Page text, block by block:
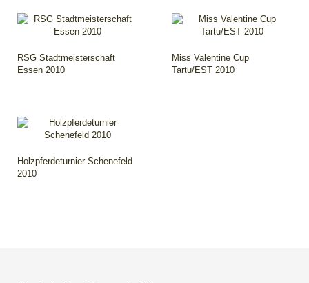
RSG Stadtmeisterschaft
Essen 2010
Miss Valentine Cup
Tartu/EST 2010
Holzpferdeturnier Schenefeld
2010